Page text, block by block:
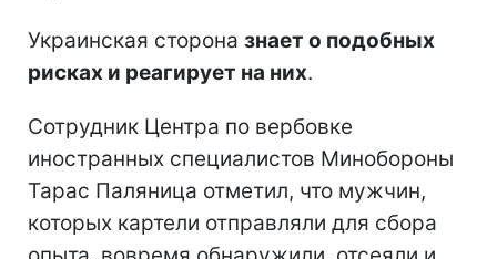
Украинская сторона знает о подобных
рисках и реагирует на них.
Сотрудник Центра по вербовке
иностранных специалистов Минобороны
Тарас Паляница отметил, что мужчин,
которых картели отправляли для сбора